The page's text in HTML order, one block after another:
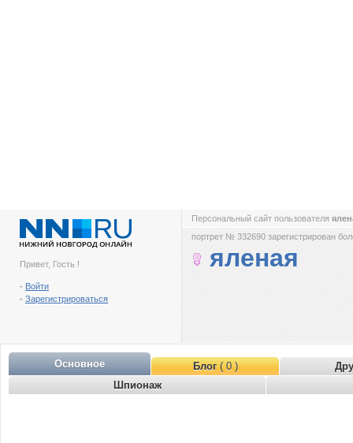
Привет, Гость !
- Войти
- Зарегистрироваться
Персональный сайт пользователя
портрет № 332690 зарегистрирован
яленая
Основное Блог( 0 )
Шпионаж